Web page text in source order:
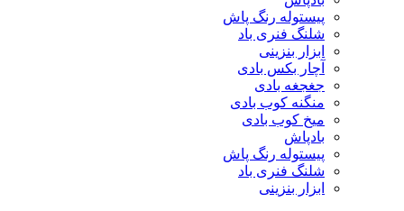
پیستوله رنگ پاش
شلنگ فنری باد
ابزار بنزینی
آچار بکس بادی
جغجغه بادی
منگنه کوب بادی
میخ کوب بادی
بادپاش
پیستوله رنگ پاش
شلنگ فنری باد
ابزار بنزینی